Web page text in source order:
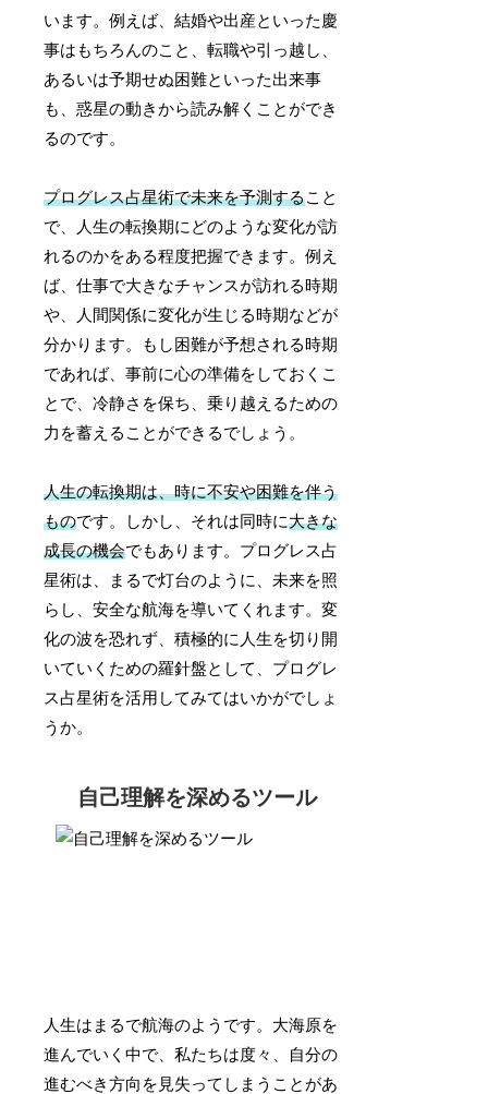
います。例えば、結婚や出産といった慶
事はもちろんのこと、転職や引っ越し、
あるいは予期せぬ困難といった出来事
も、惑星の動きから読み解くことができ
るのです。
プログレス占星術で未来を予測すること
で、人生の転換期にどのような変化が訪
れるのかをある程度把握できます。例え
ば、仕事で大きなチャンスが訪れる時期
や、人間関係に変化が生じる時期などが
分かります。もし困難が予想される時期
であれば、事前に心の準備をしておくこ
とで、冷静さを保ち、乗り越えるための
力を蓄えることができるでしょう。
人生の転換期は、時に不安や困難を伴う
ものです。しかし、それは同時に大きな
成長の機会でもあります。プログレス占
星術は、まるで灯台のように、未来を照
らし、安全な航海を導いてくれます。変
化の波を恐れず、積極的に人生を切り開
いていくための羅針盤として、プログレ
ス占星術を活用してみてはいかがでしょ
うか。
自己理解を深めるツール
人生はまるで航海のようです。大海原を
進んでいく中で、私たちは度々、自分の
進むべき方向を見失ってしまうことがあ